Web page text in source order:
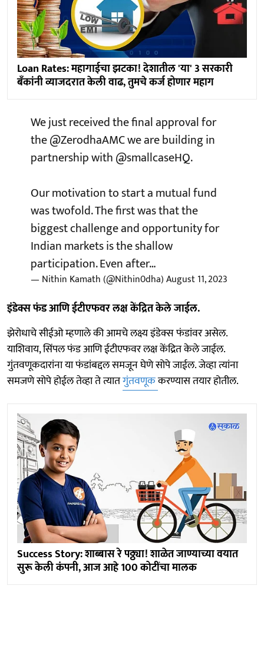
Loan Rates: महागाईचा झटका! देशातील 'या' 3 सरकारी
बँकांनी व्याजदरात केली वाढ, तुमचे कर्ज होणार महाग
We just received the final approval for
the@ZerodhaAMCwe are building in
partnership with@smallcaseHQ.
Our motivation to start a mutual fund
was twofold. The first was that the
biggest challenge and opportunity for
Indian markets is the shallow
participation. Even after…
— Nithin Kamath (@Nithin0dha)August 11, 2023
इंडेक्स फंड आणि ईटीएफवर लक्ष केंद्रित केले जाईल.
झेरोधाचे सीईओ म्हणाले की आमचे लक्ष्य इंडेक्स फंडांवर असेल.
याशिवाय, सिंपल फंड आणि ईटीएफवर लक्ष केंद्रित केले जाईल.
गुंतवणूकदारांना या फंडांबद्दल समजून घेणे सोपे जाईल. जेव्हा त्यांना
समजणे सोपे होईल तेव्हा ते त्यातगुंतवणूककरण्यास तयार होतील.
Success Story: शाब्बास रे पठ्ठ्या! शाळेत जाण्याच्या वयात
सुरू केली कंपनी, आज आहे 100 कोटींचा मालक